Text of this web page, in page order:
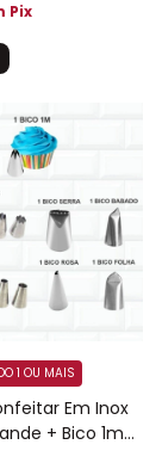
Pix
Em Inox
+ Bico 1m
1 OU MAIS